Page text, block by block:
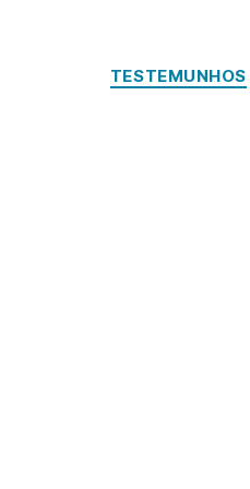
TESTEMUNHOS